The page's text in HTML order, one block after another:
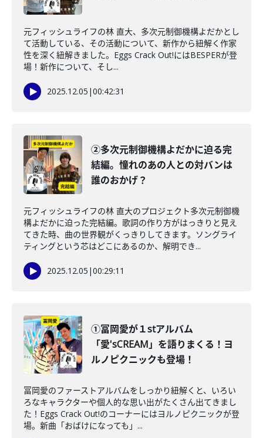
元フィッシュライフの林 直大、多次元制御機構よだかとし
て活動している、その活動について、新作から紐解く作家
性を深く紐解きました。Eggs Crack Out!にはBESPERが登
場！新作について、そし...
2025.12.05 |00:42:31
②多次元制御機構よだかに迫る完
結編。憧れのあの人との対バンは
誰のおかげ？
元フィッシュライフの林 直大のプロジェクト多次元制御機
構よだかに迫った完結編。歌詞の作り方がはっきりと見え
てきた時、曲の世界観がくっきりしてきます。ソングライ
ティングという芯はどこにあるのか、解明でき...
2025.12.05 |00:29:11
①冨岡愛が１stアルバム
「愛'sCREAM」を語りまくる！ヨ
ルノピクニックも登場！
冨岡愛のファーストアルバムをしっかり紐解くと、いろい
ろなキャラクターや個人的な思い出がたくさん出てきまし
た！Eggs Crack Out!のコーナーにはヨルノピクニックが登
場。新曲「おばけになっても」...